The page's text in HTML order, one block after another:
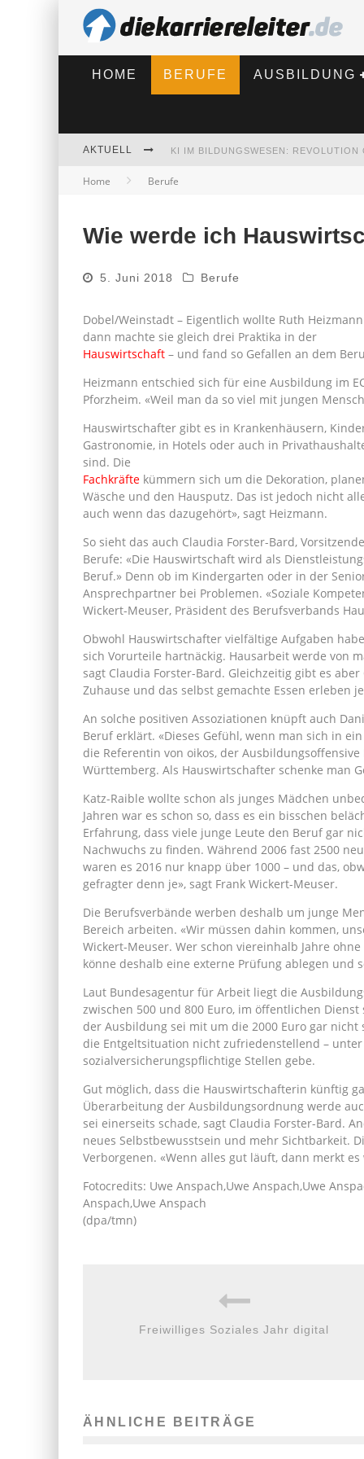
HOME BERUFE AUSBILDUNG
AKTUELL
BEWERBEN 2026: WAS SICH
Home Berufe
Wie werde ich
5. Juni 2018 Berufe
Dobel/Weinstadt – Eigentlich wollte Ruth
dann machte sie gleich drei Praktika in der
Hauswirtschaft – und fand so Gefallen an dem
Heizmann entschied sich für eine Ausbildung im
Pforzheim. «Weil man da so viel mit jungen
Hauswirtschafter gibt es in Krankenhäusern,
Gastronomie, in Hotels oder auch in
sind. Die
Fachkräfte kümmern sich um die Dekoration,
Wäsche und den Hausputz. Das ist jedoch nicht
auch wenn das dazugehört», sagt Heizmann.
So sieht das auch Claudia Forster-Bard,
Berufe: «Die Hauswirtschaft wird als
Beruf.» Denn ob im Kindergarten oder in der
Ansprechpartner bei Problemen. «Soziale
Wickert-Meuser, Präsident des Berufsverbands
Obwohl Hauswirtschafter vielfältige Aufgaben
sich Vorurteile hartnäckig. Hausarbeit werde von
sagt Claudia Forster-Bard. Gleichzeitig gibt es
Zuhause und das selbst gemachte Essen erleben
An solche positiven Assoziationen knüpft auch
Beruf erklärt. «Dieses Gefühl, wenn man sich in
die Referentin von oikos, der
Württemberg. Als Hauswirtschafter schenke man
Katz-Raible wollte schon als junges Mädchen
Jahren war es schon so, dass es ein bisschen
Erfahrung, dass viele junge Leute den Beruf gar
Nachwuchs zu finden. Während 2006 fast 2500
waren es 2016 nur knapp über 1000 – und das,
gefragter denn je», sagt Frank Wickert-Meuser.
Die Berufsverbände werben deshalb um junge
Bereich arbeiten. «Wir müssen dahin kommen,
Wickert-Meuser. Wer schon viereinhalb Jahre
könne deshalb eine externe Prüfung ablegen und
Laut Bundesagentur für Arbeit liegt die
zwischen 500 und 800 Euro, im öffentlichen
der Ausbildung sei mit um die 2000 Euro gar nicht
die Entgeltsituation nicht zufriedenstellend –
sozialversicherungspflichtige Stellen gebe.
Gut möglich, dass die Hauswirtschafterin künftig
Überarbeitung der Ausbildungsordnung werde
sei einerseits schade, sagt Claudia Forster-Bard.
neues Selbstbewusstsein und mehr Sichtbarkeit.
Verborgenen. «Wenn alles gut läuft, dann merkt
Fotocredits: Uwe Anspach,Uwe Anspach,Uwe
Anspach,Uwe Anspach
(dpa/tmn)
Freiwilliges Soziales Jahr digital
ÄHNLICHE BEITRÄGE